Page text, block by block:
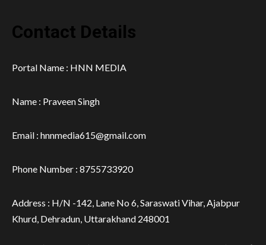
Contact Details
Portal Name : HNN MEDIA
Name : Praveen Singh
Email : hnnmedia615@gmail.com
Phone Number : 8755733920
Address : H/N -142, Lane No 6, Saraswati Vihar, Ajabpur
Khurd, Dehradun, Uttarakhand 248001